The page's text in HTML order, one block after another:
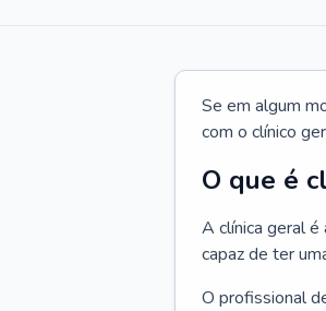
Se em algum
com o clínico
O que é
A clínica geral
capaz de ter
O profissional